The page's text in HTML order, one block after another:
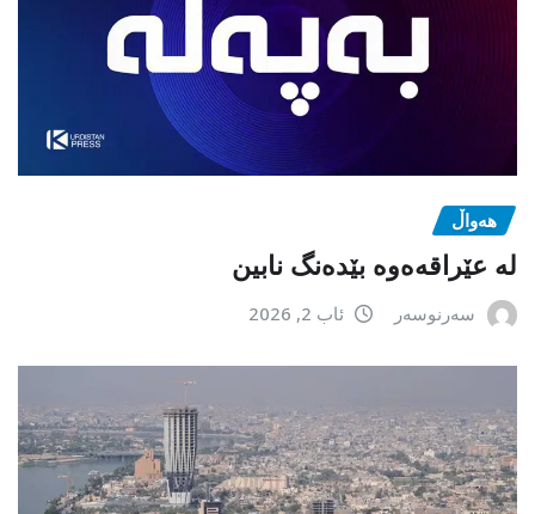
هەواڵ
لە عێراقەەوە بێدەنگ نابین
سەرنوسەر ئاب 2, 2026